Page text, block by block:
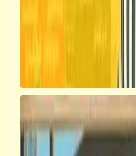
| ثعبان البحر المرن | صانع